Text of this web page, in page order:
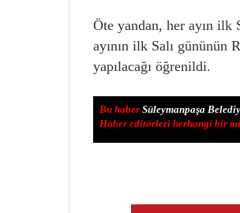
Öte yandan, her ayın ilk
ayının ilk Salı gününün
yapılacağı öğrenildi.
Bu haberSüleymanpaşa
Haber editörleri herhangi bir